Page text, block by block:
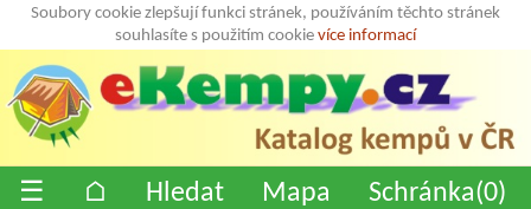
Soubory cookie zlepšují funkci stránek, používáním těchto stránek
souhlasíte s použitím cookie více informací
☰ ⌂ Hledat Mapa Schránka(0)